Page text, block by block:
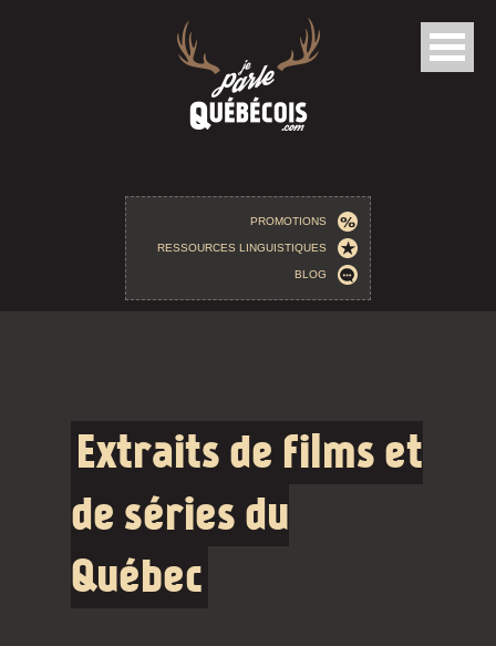
PROMOTIONS
RESSOURCES LINGUISTIQUES
BLOG
Extraits de films et
de séries du
Québec